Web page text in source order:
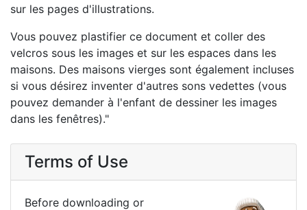
sur les pages d'illustrations.
Vous pouvez plastifier ce document et coller des
velcros sous les images et sur les espaces dans les
maisons. Des maisons vierges sont également incluses
si vous désirez inventer d'autres sons vedettes (vous
pouvez demander à l'enfant de dessiner les images
dans les fenêtres)."
Terms of Use
Before downloading or